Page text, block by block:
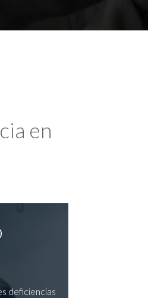
en
deficiencias